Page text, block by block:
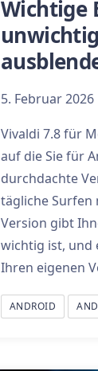
Wichtige
5. Februar 2026
Vivaldi 7.8 für
auf die Sie für
durchdachte
tägliche Surfen
Version gibt
wichtig ist, und
Ihren eigenen
ANDROID